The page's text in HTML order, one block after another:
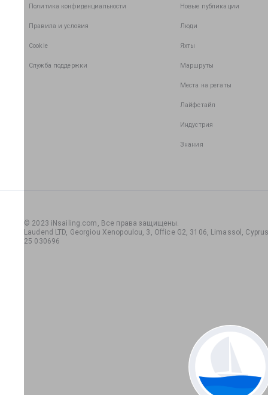
Политика конфиденциальности
Правила и условия
Cookie
Служба поддержки
Новые публикации
Люди
Яхты
Маршруты
Места на регаты
Лайфстайл
Индустрия
Знания
© 2023 iNsailing.com, Все права защищены.
Laudend LTD, Georgiou Xenopoulou, 3, Office G2, 3106, Limassol,
25 030696